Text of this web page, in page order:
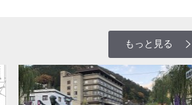
もっと見る